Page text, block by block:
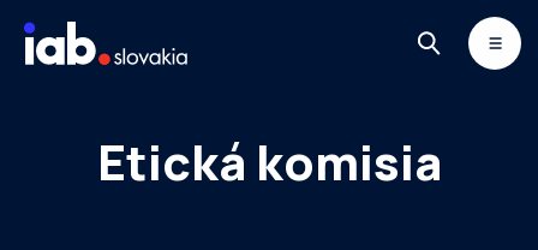
NEWSLETTER
Etická komisia